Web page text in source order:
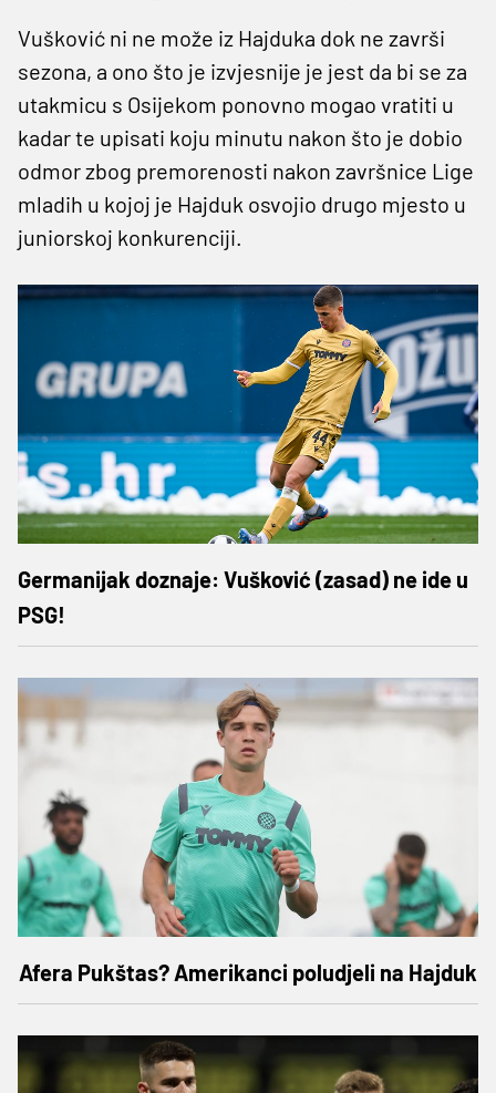
Vušković ni ne može iz Hajduka dok ne završi
sezona, a ono što je izvjesnije je jest da bi se za
utakmicu s Osijekom ponovno mogao vratiti u
kadar te upisati koju minutu nakon što je dobio
odmor zbog premorenosti nakon završnice Lige
mladih u kojoj je Hajduk osvojio drugo mjesto u
juniorskoj konkurenciji.
Germanijak doznaje: Vušković (zasad) ne ide u
PSG!
Afera Pukštas? Amerikanci poludjeli na Hajduk